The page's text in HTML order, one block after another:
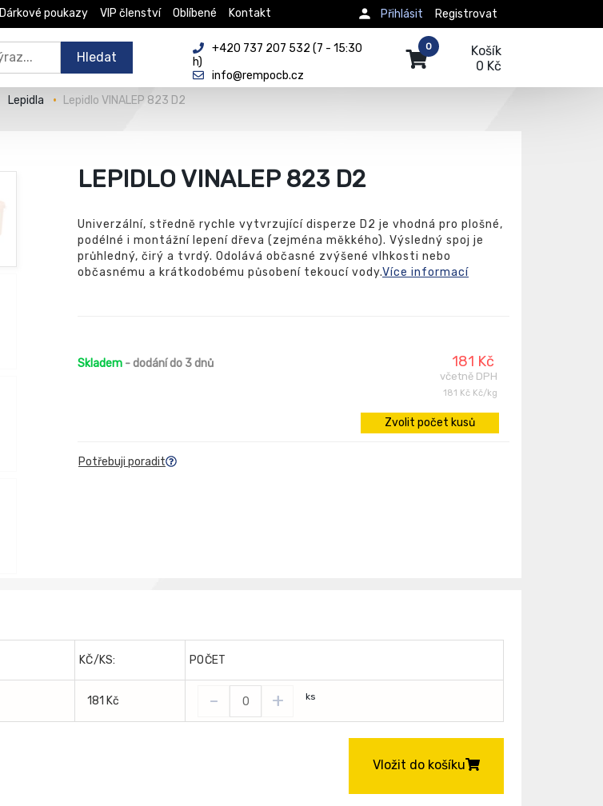
Dárkové poukazy VIP členství Oblíbené Kontakt Registrovat
Přihlásit
Hledat
+420 737 207 532 (7 - 15:30
h)
info@rempocb.cz
Košík
0 Kč
0
Lepidla Lepidlo VINALEP 823 D2
LEPIDLO VINALEP 823 D2
Univerzální, středně rychle vytvrzující disperze D2 je vhodná pro plošné,
podélné i montážní lepení dřeva (zejména měkkého). Výsledný spoj je
průhledný, čirý a tvrdý. Odolává občasné zvýšené vlhkosti nebo
občasnému a krátkodobému působení tekoucí vody.Více informací
Skladem - dodání do 3 dnů 181 Kč
včetně DPH
181 Kč Kč/kg
Zvolit počet kusů
Potřebuji poradit
KČ/KS: POČET
181 Kč - + ks
Vložit do košíku